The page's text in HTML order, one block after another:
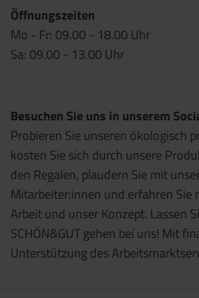
Öffnungszeiten
Mo - Fr: 09.00 - 18.00 Uhr
Sa: 09.00 - 13.00 Uhr
Besuchen Sie uns in unserem
Probieren Sie unseren ökologisch
kosten Sie sich durch unsere
den Regalen, plaudern Sie mit
Mitarbeiter:innen und erfahren Sie
Arbeit und unser Konzept. Lassen
SCHÖN&GUT gehen bei uns! Mit
Unterstützung des